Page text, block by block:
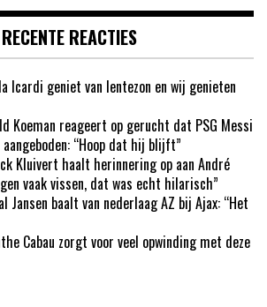
RECENTE REACTIES
Icardi geniet van lentezon en wij genieten
Koeman reageert op gerucht dat PSG Messi
“Hoop dat hij blijft”
Kluivert haalt herinnering op aan André
vaak vissen, dat was echt hilarisch”
Jansen baalt van nederlaag AZ bij Ajax: “Het
Cabau zorgt voor veel opwinding met deze